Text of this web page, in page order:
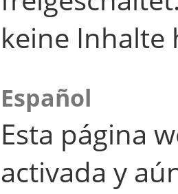
keine Inhalte
Español
Esta página
activada y